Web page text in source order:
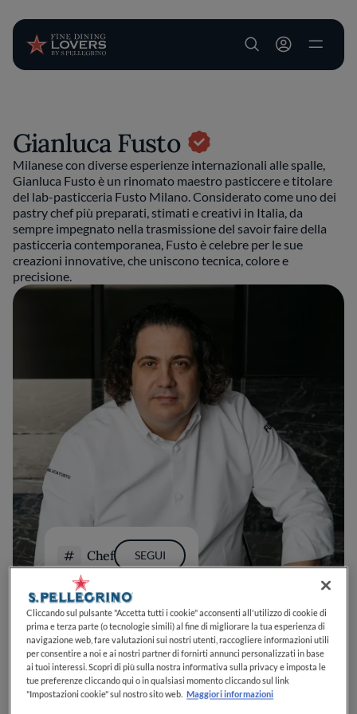
User account
Gianluca Fusto
Milanese con diverse esperienze internazionali alle spalle,
Gianluca Fusto è un rinomato maestro pasticcere e titolare
del lab-pasticceria Fusto Milano. Considerato come uno dei
pastry chef più preparati, stimati e creativi in Italia, da
sempre impegnato nella trasmissione del savoir faire della
pasticceria contemporanea, Fusto è celebre per le sue
creazioni innovative, che uniscono tecnica, colore e
precisione.
Chef SEGUI
Cliccando sul pulsante "Accetta tutti i cookie" acconsenti all'utilizzo di cookie di
prima e terza parte (o tecnologie simili) al fine di migliorare la tua esperienza di
navigazione web, fare valutazioni sui nostri utenti, raccogliere informazioni utili
per consentire a noi e ai nostri partner di fornirti annunci personalizzati in base
ai tuoi interessi. Scopri di più sulla nostra informativa sulla privacy e imposta le
tue preferenze cliccando qui o in qualsiasi momento cliccando sul link
"Impostazioni cookie" sul nostro sito web. Maggiori informazioni